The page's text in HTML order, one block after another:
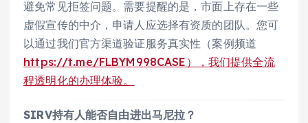
避免常见拒签问题。需要提醒的是，市面上存在一些
虚假宣传的中介，申请人应选择有资质的团队。您可
以通过我们官方渠道验证服务真实性（案例频道
https://t.me/FLBYM998CASE），我们提供全流
程透明化的办理体验。
SIRV持有人能否自由进出马尼拉？